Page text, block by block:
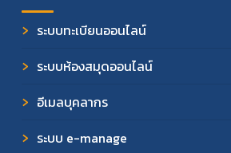
ระบบทะเบียนออนไลน์
ระบบห้องสมุดออนไลน์
อีเมลบุคลากร
ระบบ e-manage